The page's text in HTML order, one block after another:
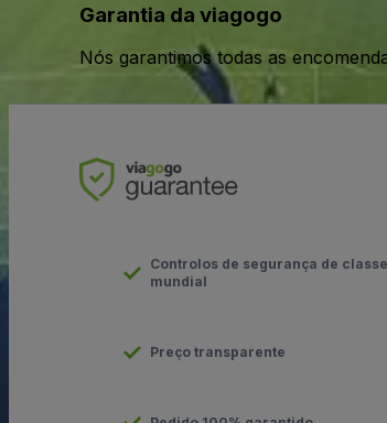
Garantia da viagogo
Nós garantimos todas as
Controlos de segurança de classe
mundial
Preço transparente